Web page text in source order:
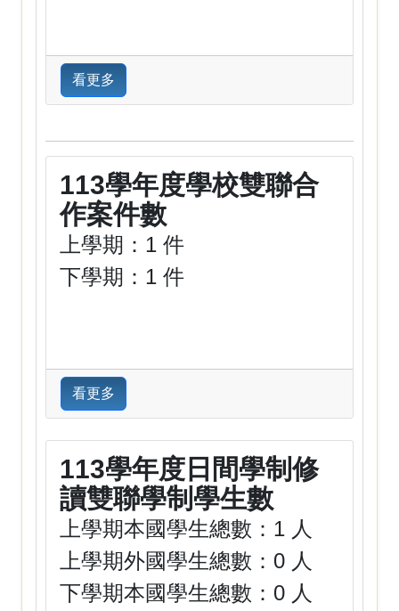
看更多
113學年度學校雙聯合
作案件數
上學期：1 件
下學期：1 件
看更多
113學年度日間學制修
讀雙聯學制學生數
上學期本國學生總數：1 人
上學期外國學生總數：0 人
下學期本國學生總數：0 人